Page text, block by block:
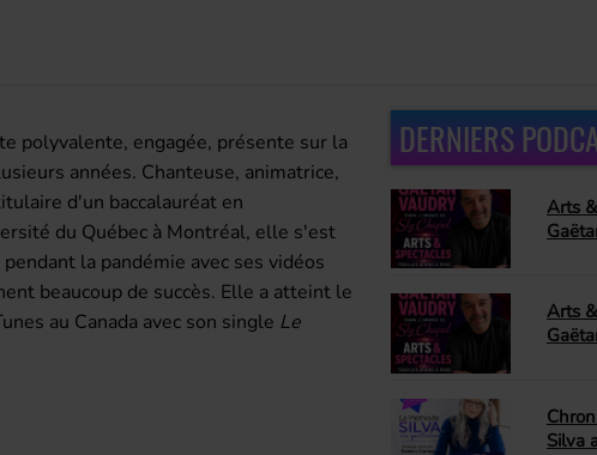
polyvalente, engagée, présente sur la
années. Chanteuse, animatrice,
d'un baccalauréat en
du Québec à Montréal, elle s'est
la pandémie avec ses vidéos
beaucoup de succès. Elle a atteint le
au Canada avec son single Le
DERNIERS
Arts
rend
Tyler)
Arts
Silva